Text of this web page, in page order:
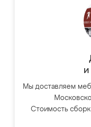
и
Мы доставляем
Стоимость